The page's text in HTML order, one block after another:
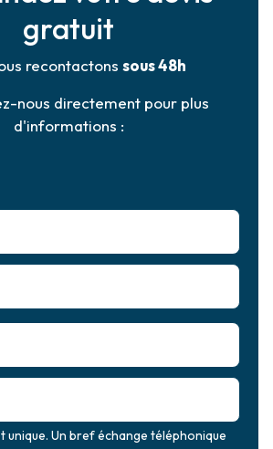
gratuit
recontactons sous 48h
nous directement pour plus
d'informations :
unique. Un bref échange téléphonique